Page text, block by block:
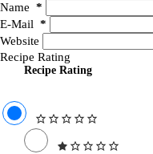
Name *
E-Mail *
Website
Recipe Rating
Recipe Rating